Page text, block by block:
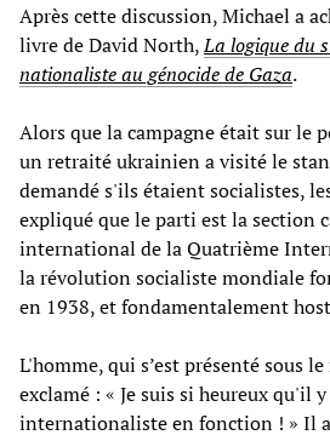
Après cette discussion, Michael a
livre de David North,La logique du
nationaliste au génocide de Gaza.
Alors que la campagne était sur le
un retraité ukrainien a visité le
demandé s'ils étaient socialistes,
expliqué que le parti est la section
international de la Quatrième
la révolution socialiste mondiale
en 1938, et fondamentalement
L'homme, qui s’est présenté sous
exclamé : « Je suis si heureux qu'il
internationaliste en fonction ! » Il